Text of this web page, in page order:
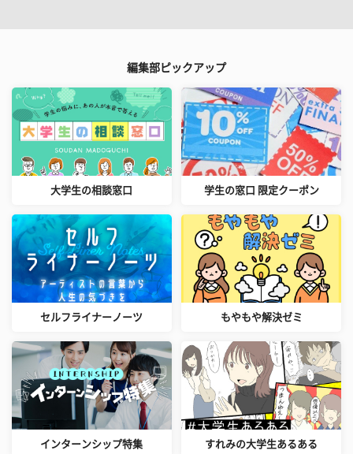
編集部ピックアップ
大学生の相談窓口 学生の窓口 限定クーポン
セルフライナーノーツ もやもや解決ゼミ
インターンシップ特集 すれみの大学生あるある